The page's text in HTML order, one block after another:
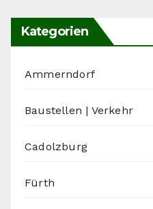
Kategorien
Ammerndorf
Baustellen | Verkehr
Cadolzburg
Fürth